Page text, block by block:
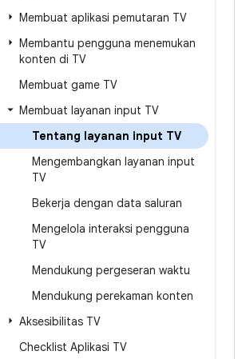
Membuat aplikasi pemutaran TV
Membantu pengguna menemukan
konten di TV
Membuat game TV
Membuat layanan input TV
Tentang layanan input TV
Mengembangkan layanan input
TV
Bekerja dengan data saluran
Mengelola interaksi pengguna
TV
Mendukung pergeseran waktu
Mendukung perekaman konten
Aksesibilitas TV
Checklist Aplikasi TV